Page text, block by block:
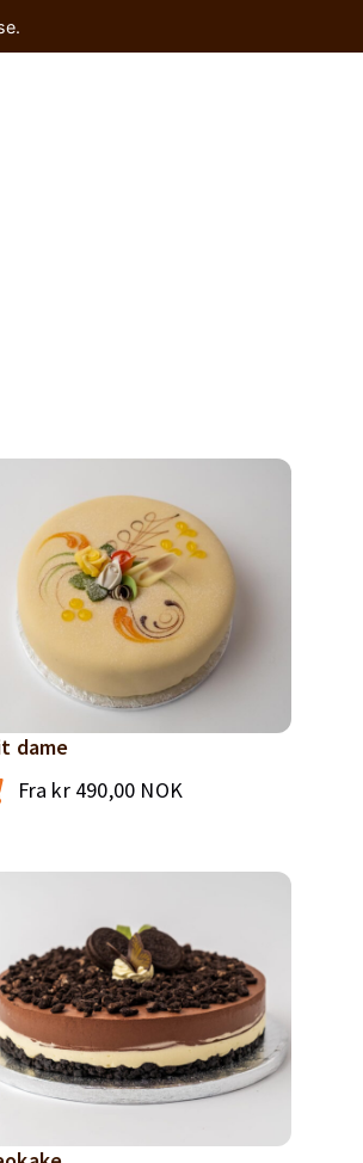
dame
Fra kr490,00 NOK